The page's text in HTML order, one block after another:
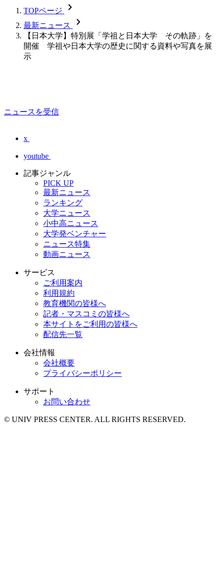
TOPページ chevron_forward
最新ニュース chevron_forward
【日本大学】特別展「学祖と日本大学 その軌跡」を
開催 学祖や日本大学の歴史に関する資料や写真を展
示
ニュースを受信
x
youtube
記事ジャンル
PICK UP
最新ニュース
ランキング
大学ニュース
小中高ニュース
大学発ベンチャー
ニュース特集
動画ニュース
サービス
ご利用案内
利用規約
教育機関の皆様へ
記者・マスコミの皆様へ
本サイトをご利用の皆様へ
配信先一覧
会社情報
会社概要
プライバシーポリシー
サポート
お問い合わせ
© UNIV PRESS CENTER. ALL RIGHTS RESERVED.